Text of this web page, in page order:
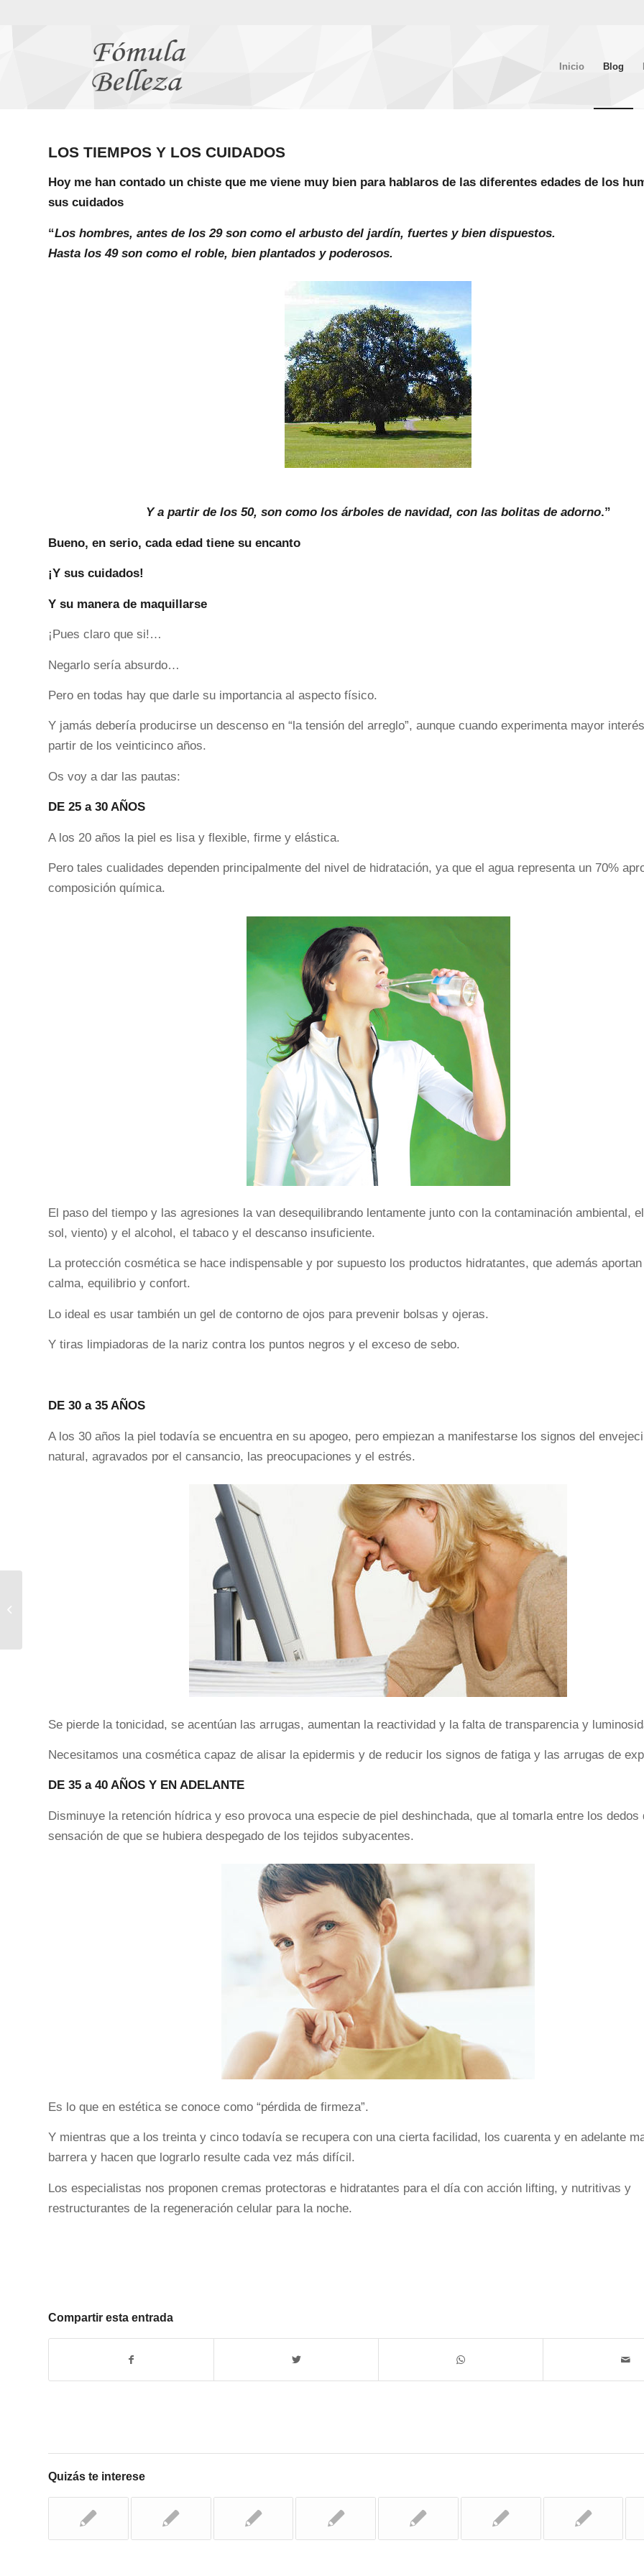
Inicio Blog
LOS TIEMPOS Y LOS CUIDADOS
Hoy me han contado un chiste que me viene muy bien para hablaros de las diferentes edades de los
sus cuidados
“Los hombres, antes de los 29 son como el arbusto del jardín, fuertes y bien dispuestos.
Hasta los 49 son como el roble, bien plantados y poderosos.
Y a partir de los 50, son como los árboles de navidad, con las bolitas de adorno.”
Bueno, en serio, cada edad tiene su encanto
¡Y sus cuidados!
Y su manera de maquillarse
¡Pues claro que si!…
Negarlo sería absurdo…
Pero en todas hay que darle su importancia al aspecto físico.
Y jamás debería producirse un descenso en “la tensión del arreglo”, aunque cuando experimenta mayor
partir de los veinticinco años.
Os voy a dar las pautas:
DE 25 a 30 AÑOS
A los 20 años la piel es lisa y flexible, firme y elástica.
Pero tales cualidades dependen principalmente del nivel de hidratación, ya que el agua representa un 70%
composición química.
El paso del tiempo y las agresiones la van desequilibrando lentamente junto con la contaminación ambiental,
sol, viento) y el alcohol, el tabaco y el descanso insuficiente.
La protección cosmética se hace indispensable y por supuesto los productos hidratantes, que además
calma, equilibrio y confort.
Lo ideal es usar también un gel de contorno de ojos para prevenir bolsas y ojeras.
Y tiras limpiadoras de la nariz contra los puntos negros y el exceso de sebo.
DE 30 a 35 AÑOS
A los 30 años la piel todavía se encuentra en su apogeo, pero empiezan a manifestarse los signos del
natural, agravados por el cansancio, las preocupaciones y el estrés.
Se pierde la tonicidad, se acentúan las arrugas, aumentan la reactividad y la falta de transparencia y
Necesitamos una cosmética capaz de alisar la epidermis y de reducir los signos de fatiga y las arrugas de
DE 35 a 40 AÑOS Y EN ADELANTE
Disminuye la retención hídrica y eso provoca una especie de piel deshinchada, que al tomarla entre los dedos
sensación de que se hubiera despegado de los tejidos subyacentes.
Es lo que en estética se conoce como “pérdida de firmeza”.
Y mientras que a los treinta y cinco todavía se recupera con una cierta facilidad, los cuarenta y en adelante
barrera y hacen que lograrlo resulte cada vez más difícil.
Los especialistas nos proponen cremas protectoras e hidratantes para el día con acción lifting, y nutritivas y
restructurantes de la regeneración celular para la noche.
Compartir esta entrada
Quizás te interese